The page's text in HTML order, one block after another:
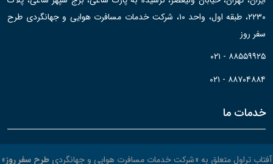
۲۲۳۰، طبقه اول، واحد ۱۰، شرکت خدمات مسافرت هوایی و جهانگردی طرح
سفر روز
۰۲۱ - ۸۸۵۵۹۹۲۵
۰۲۱ - ۸۸۷۰۴۸۸۴
خدمات ما
آفتاب تراول متعلق به «شرکت خدمات مسافرت هوایی و جهانگردی طرح سفر روز»